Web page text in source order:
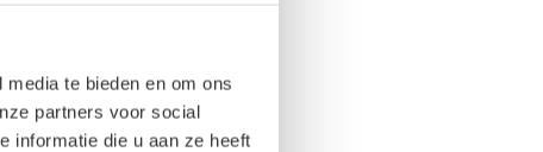
te bieden en om ons
partners voor social
informatie die u aan ze heeft